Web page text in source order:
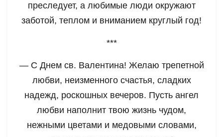
преследует, а любимые люди окружают
заботой, теплом и вниманием круглый год!
***
— С Днем св. Валентина! Желаю трепетной
любви, неизменного счастья, сладких
надежд, роскошных вечеров. Пусть ангел
любви наполнит твою жизнь чудом,
нежными цветами и медовыми словами,